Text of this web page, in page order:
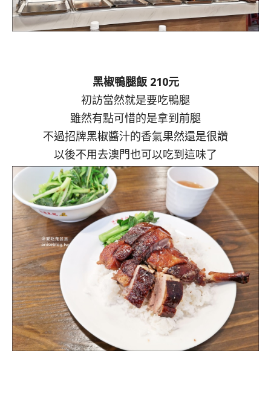
黑椒鴨腿飯 210元
初訪當然就是要吃鴨腿
雖然有點可惜的是拿到前腿
不過招牌黑椒醬汁的香氣果然還是很讚
以後不用去澳門也可以吃到這味了